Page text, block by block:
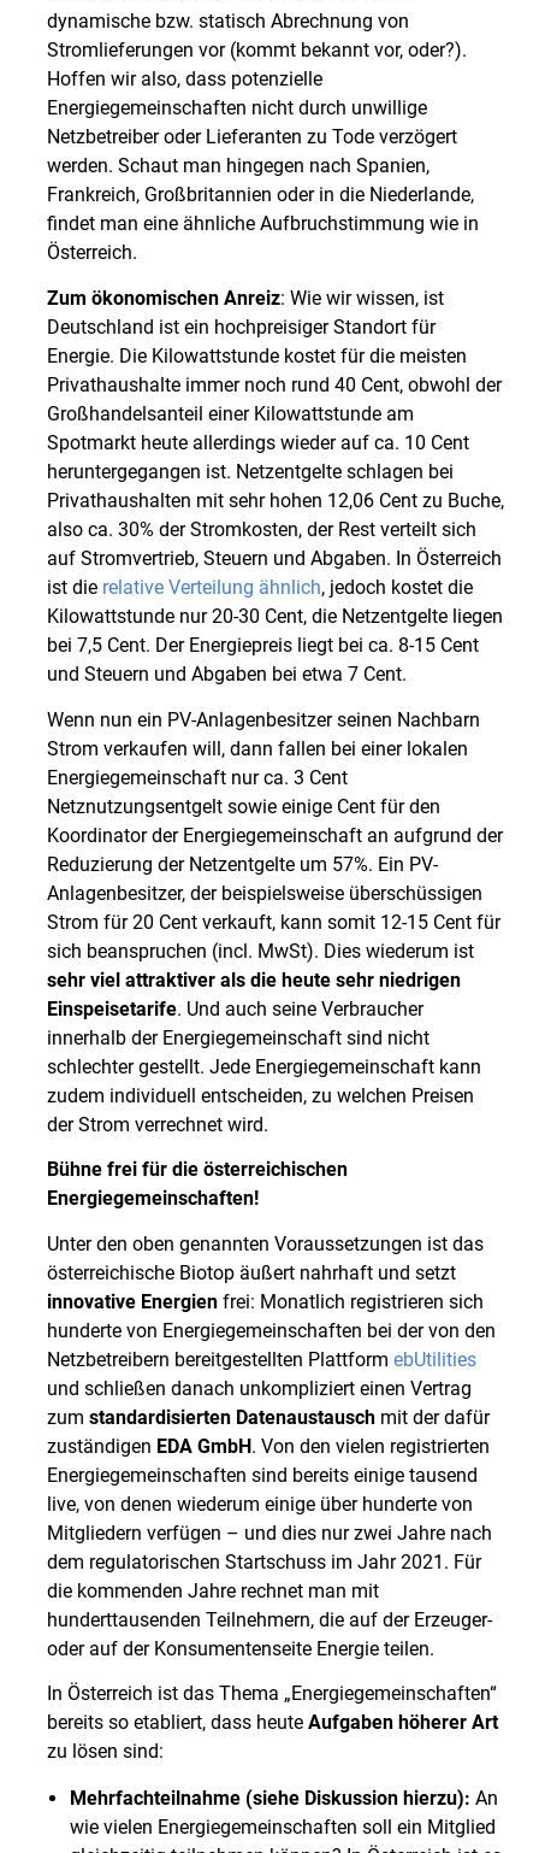
dynamische bzw. statisch Abrechnung von
Stromlieferungen vor (kommt bekannt vor, oder?).
Hoffen wir also, dass potenzielle
Energiegemeinschaften nicht durch unwillige
Netzbetreiber oder Lieferanten zu Tode verzögert
werden. Schaut man hingegen nach Spanien,
Frankreich, Großbritannien oder in die Niederlande,
findet man eine ähnliche Aufbruchstimmung wie in
Österreich.
Zum ökonomischen Anreiz: Wie wir wissen, ist
Deutschland ist ein hochpreisiger Standort für
Energie. Die Kilowattstunde kostet für die meisten
Privathaushalte immer noch rund 40 Cent, obwohl der
Großhandelsanteil einer Kilowattstunde am
Spotmarkt heute allerdings wieder auf ca. 10 Cent
heruntergegangen ist. Netzentgelte schlagen bei
Privathaushalten mit sehr hohen 12,06 Cent zu Buche,
also ca. 30% der Stromkosten, der Rest verteilt sich
auf Stromvertrieb, Steuern und Abgaben. In Österreich
ist die relative Verteilung ähnlich, jedoch kostet die
Kilowattstunde nur 20-30 Cent, die Netzentgelte liegen
bei 7,5 Cent. Der Energiepreis liegt bei ca. 8-15 Cent
und Steuern und Abgaben bei etwa 7 Cent.
Wenn nun ein PV-Anlagenbesitzer seinen Nachbarn
Strom verkaufen will, dann fallen bei einer lokalen
Energiegemeinschaft nur ca. 3 Cent
Netznutzungsentgelt sowie einige Cent für den
Koordinator der Energiegemeinschaft an aufgrund der
Reduzierung der Netzentgelte um 57%. Ein PV-
Anlagenbesitzer, der beispielsweise überschüssigen
Strom für 20 Cent verkauft, kann somit 12-15 Cent für
sich beanspruchen (incl. MwSt). Dies wiederum ist
sehr viel attraktiver als die heute sehr niedrigen
Einspeisetarife. Und auch seine Verbraucher
innerhalb der Energiegemeinschaft sind nicht
schlechter gestellt. Jede Energiegemeinschaft kann
zudem individuell entscheiden, zu welchen Preisen
der Strom verrechnet wird.
Bühne frei für die österreichischen
Energiegemeinschaften!
Unter den oben genannten Voraussetzungen ist das
österreichische Biotop äußert nahrhaft und setzt
innovative Energienfrei: Monatlich registrieren sich
hunderte von Energiegemeinschaften bei der von den
Netzbetreibern bereitgestellten Plattform ebUtilities
und schließen danach unkompliziert einen Vertrag
zum standardisierten Datenaustauschmit der dafür
zuständigen EDA GmbH. Von den vielen registrierten
Energiegemeinschaften sind bereits einige tausend
live, von denen wiederum einige über hunderte von
Mitgliedern verfügen – und dies nur zwei Jahre nach
dem regulatorischen Startschuss im Jahr 2021. Für
die kommenden Jahre rechnet man mit
hunderttausenden Teilnehmern, die auf der Erzeuger-
oder auf der Konsumentenseite Energie teilen.
In Österreich ist das Thema „Energiegemeinschaften“
bereits so etabliert, dass heute Aufgaben höherer Art
zu lösen sind:
Mehrfachteilnahme (siehe Diskussion hierzu): An
wie vielen Energiegemeinschaften soll ein Mitglied